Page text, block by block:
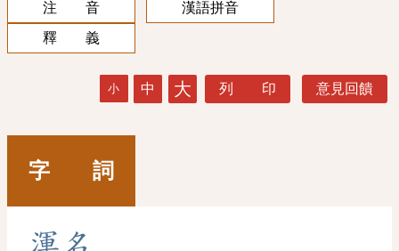
注 音
漢語拼音
釋 義
小 中 大 列 印 意見回饋
字 詞
渾名